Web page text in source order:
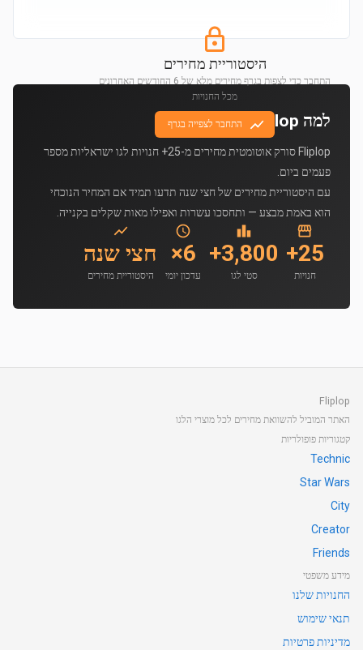
היסטוריית מחירים
התחבר כדי לצפות בגרף מחירים מלא של 6 החודשים האחרונים
מכל החנויות
התחבר לצפייה בגרף למה Fliplop?
Fliplop סורק אוטומטית מחירים מ-25+ חנויות לגו ישראליות מספר
פעמים ביום.
עם היסטוריית מחירים של חצי שנה תדעו תמיד אם המחיר הנוכחי
הוא באמת מבצע — ותחסכו עשרות ואפילו מאות שקלים בקנייה.
25+
חנויות
3,800+
סטי לגו
6×
עדכון יומי
חצי שנה
היסטוריית מחירים
Fliplop
האתר המוביל להשוואת מחירים לכל מוצרי הלגו
קטגוריות פופולריות
Technic
Star Wars
City
Creator
Friends
מידע משפטי
החנויות שלנו
תנאי שימוש
מדיניות פרטיות